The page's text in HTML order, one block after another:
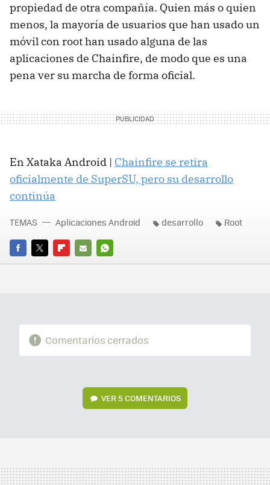
propiedad de otra compañía. Quien más o quien
menos, la mayoría de usuarios que han usado un
móvil con root han usado alguna de las
aplicaciones de Chainfire, de modo que es una
pena ver su marcha de forma oficial.
En Xataka Android | Chainfire se retira
oficialmente de SuperSU, pero su desarrollo
continúa
FACEBOOK
TWITTERFLIPBOARD
E-
WHATSAPP
TEMAS Aplicaciones Android desarrollo Root
Comentarios cerrados
VER 5 COMENTARIOS